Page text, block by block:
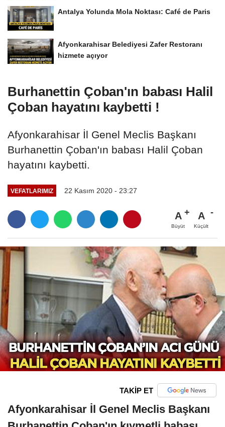
Antalya Yolunda Mola Noktası: Café de Paris
Afyonkarahisar Belediyesi Zafer Restoranı
hizmete açıyor
Burhanettin Çoban'ın babası Halil
Çoban hayatını kaybetti !
Afyonkarahisar İl Genel Meclis Başkanı
Burhanettin Çoban'ın babası Halil Çoban
hayatını kaybetti.
VEFATLARIMIZ 22 Kasım 2020 - 23:27
A
Büyüt
A
Küçült
TAKİP ET
Afyonkarahisar İl Genel Meclis Başkanı